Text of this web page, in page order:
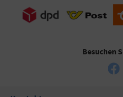
Besuchen